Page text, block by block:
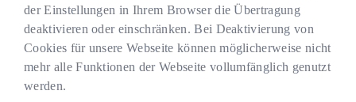
der Einstellungen in Ihrem Browser die Übertragung
deaktivieren oder einschränken. Bei Deaktivierung von
Cookies für unsere Webseite können möglicherweise nicht
mehr alle Funktionen der Webseite vollumfänglich genutzt
werden.